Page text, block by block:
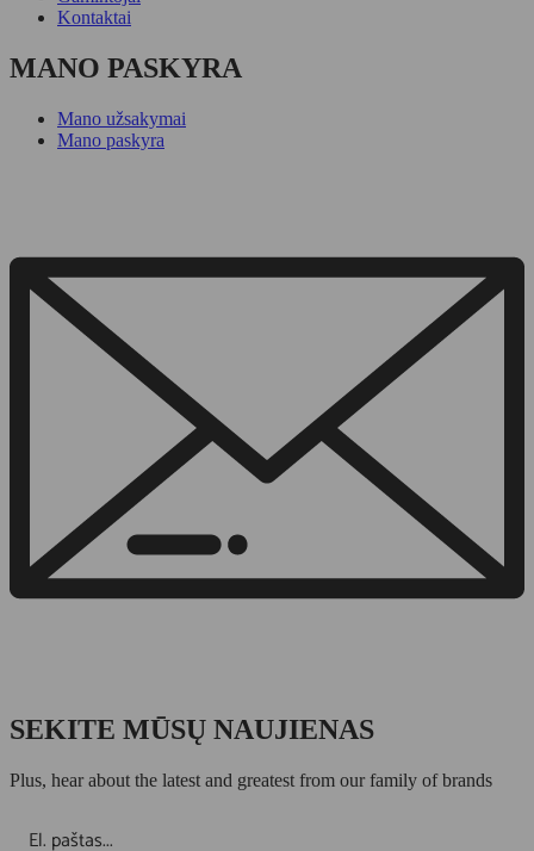
Kontaktai
MANO PASKYRA
Mano užsakymai
Mano paskyra
SEKITE MŪSŲ NAUJIENAS
Plus, hear about the latest and greatest from our family of brands